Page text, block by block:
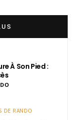
À Son Pied :
DE RANDO